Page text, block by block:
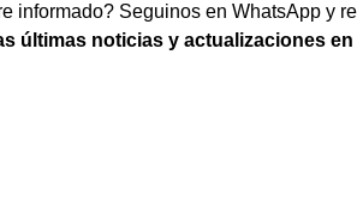
informado? Seguinos en WhatsApp y
últimas noticias y actualizaciones